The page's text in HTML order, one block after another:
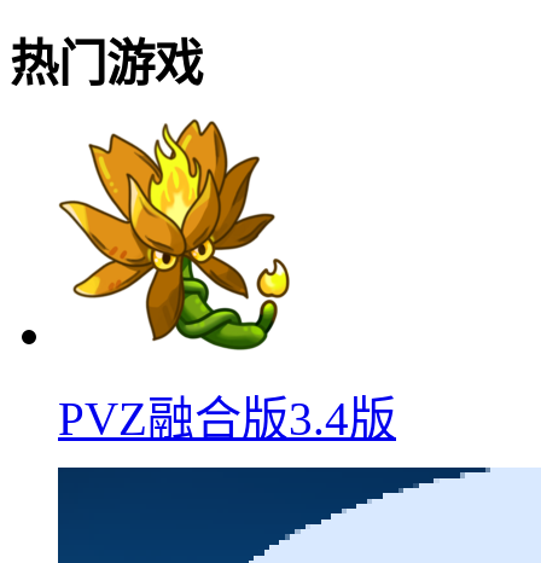
热门游戏
PVZ融合版3.4版